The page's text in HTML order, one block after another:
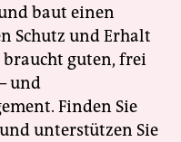
baut einen
Schutz und Erhalt
braucht guten, frei
und
Finden Sie
unterstützen Sie